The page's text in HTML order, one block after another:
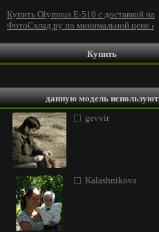
Купить Olympus E-510 c доставкой на
ФотоСклад.ру по минимальной цене ›
Купить
данную модель используют
gevvir
Kalashnikova